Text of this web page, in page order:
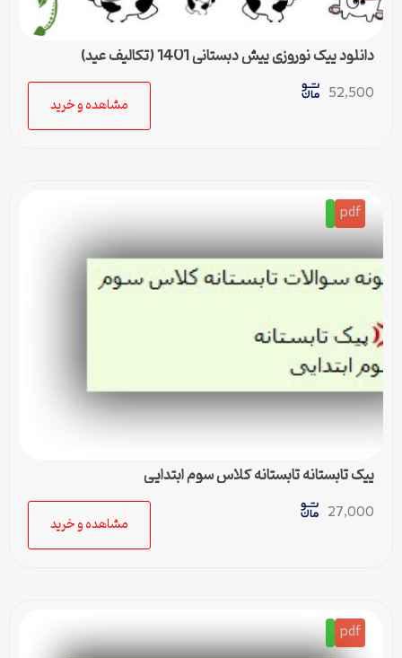
دانلود پیک نوروزی پیش دبستانی 1401 (تکالیف عید)
52,500
مشاهده و خرید
pdf
پیک تابستانه تابستانه کلاس سوم ابتدایی
27,000
مشاهده و خرید
pdf